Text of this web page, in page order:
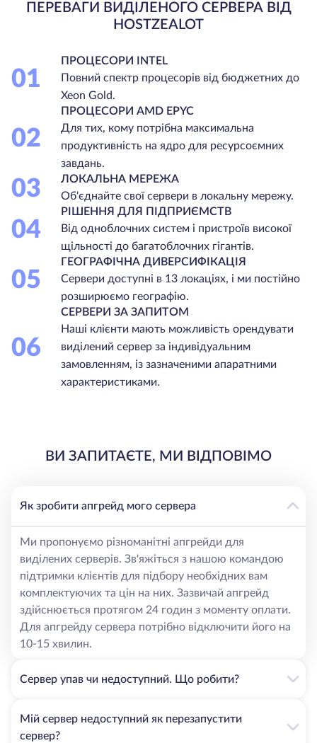
ПЕРЕВАГИ ВИДІЛЕНОГО СЕРВЕРА ВІД
HOSTZEALOT
01
ПРОЦЕСОРИ INTEL
Повний спектр процесорів від бюджетних до
Xeon Gold.
02
ПРОЦЕСОРИ AMD EPYC
Для тих, кому потрібна максимальна
продуктивність на ядро для ресурсоємних
завдань.
03
ЛОКАЛЬНА МЕРЕЖА
Об'єднайте свої сервери в локальну мережу.
04
РІШЕННЯ ДЛЯ ПІДПРИЄМСТВ
Від одноблочних систем і пристроїв високої
щільності до багатоблочних гігантів.
05
ГЕОГРАФІЧНА ДИВЕРСИФІКАЦІЯ
Сервери доступні в 13 локаціях, і ми постійно
розширюємо географію.
06
СЕРВЕРИ ЗА ЗАПИТОМ
Наші клієнти мають можливість орендувати
виділений сервер за індивідуальним
замовленням, із зазначеними апаратними
характеристиками.
ВИ ЗАПИТАЄТЕ, МИ ВІДПОВІМО
Як зробити апгрейд мого сервера
Ми пропонуємо різноманітні апгрейди для
виділених серверів. Зв'яжіться з нашою командою
підтримки клієнтів для підбору необхідних вам
комплектуючих та цін на них. Зазвичай апгрейд
здійснюється протягом 24 годин з моменту оплати.
Для апгрейду сервера потрібно відключити його на
10-15 хвилин.
Сервер упав чи недоступний. Що робити?
Мій сервер недоступний як перезапустити
сервер?